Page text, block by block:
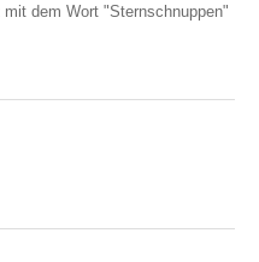
dem Wort "Sternschnuppen"